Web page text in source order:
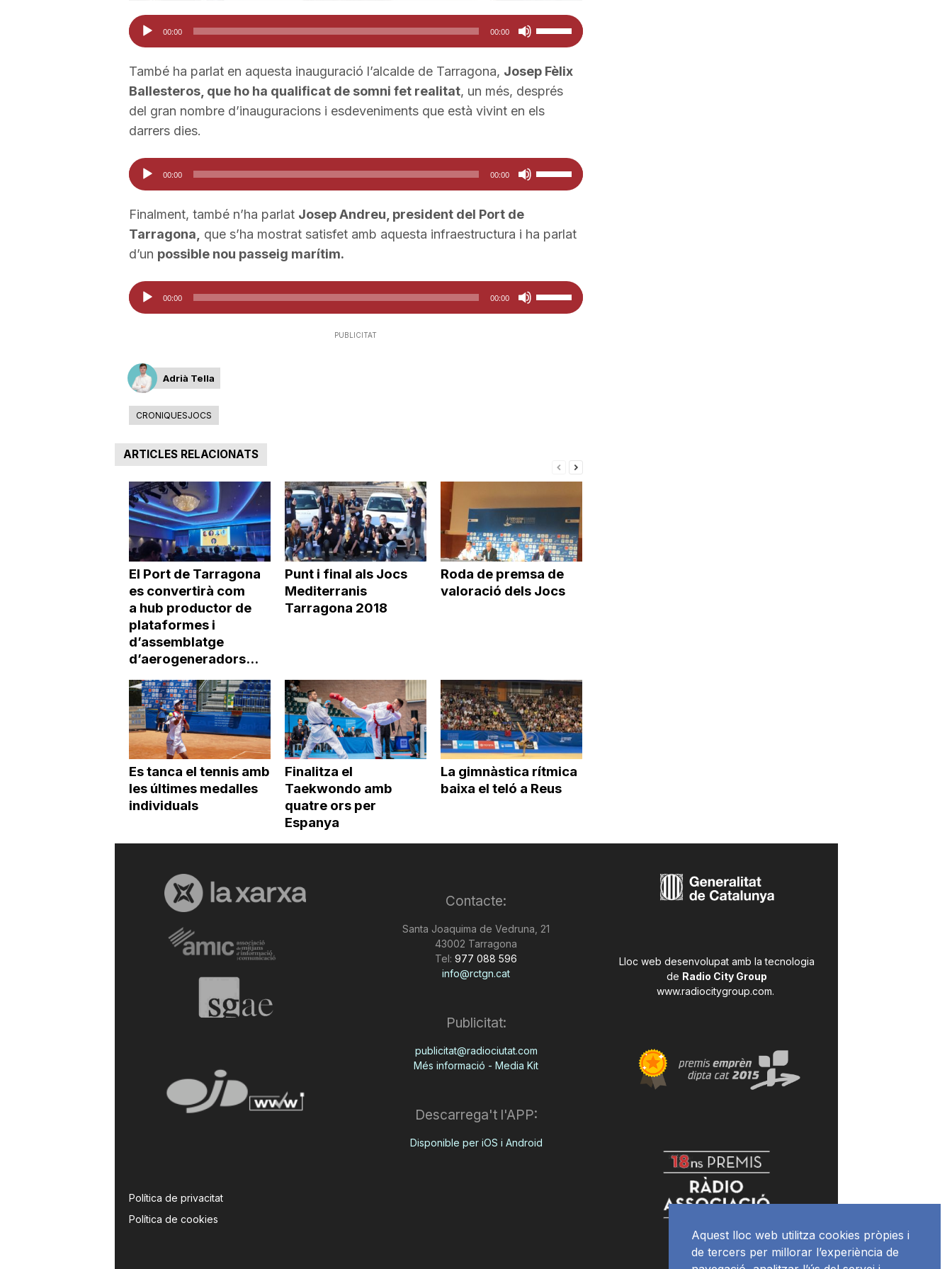
Reproductor
d'àudio
00:00 00:00
Feu
servir
les
tecles
de
amunt/cap
incrementar
disminuir
el
També ha parlat en aquesta inauguració l’alcalde de Tarragona, Josep Fèlix
Ballesteros, que ho ha qualificat de somni fet realitat, un més, després
del gran nombre d’inauguracions i esdeveniments que està vivint en els
darrers dies.
Reproductor
d'àudio
00:00 00:00
Feu
servir
tecles
amunt/cap
volum.
Finalment, també n’ha parlat Josep Andreu, president del Port de
Tarragona,
que s’ha mostrat satisfet amb aquesta infraestructura i ha parlat
d’un possible nou passeig marítim.
Reproductor
d'àudio
00:00 00:00
Feu
servir
incrementar
o
disminuir
el
volum.
PUBLICITAT
Adrià Tella
CRONIQUESJOCS
ARTICLES RELACIONATS
El Port de Tarragona
es convertirà com
a hub productor de
plataformes i
d’assemblatge
d’aerogeneradors...
Punt i final als Jocs
Mediterranis
Tarragona 2018
Roda de premsa de
valoració dels Jocs
Es tanca el tennis amb
les últimes medalles
individuals
Finalitza el
Taekwondo amb
quatre ors per
Espanya
La gimnàstica rítmica
baixa el teló a Reus
Política de privacitat
Política de cookies
Contacte:
Santa Joaquima de Vedruna, 21
43002 Tarragona
Tel: 977 088 596
info@rctgn.cat
Publicitat:
publicitat@radiociutat.com
Més informació - Media Kit
Descarrega't l'APP:
Disponible per iOS i Android
Lloc web desenvolupat amb la tecnologia
de Radio City Group
www.radiocitygroup.com.
Aquest lloc web utilitza cookies pròpies i
de tercers per millorar l’experiència de